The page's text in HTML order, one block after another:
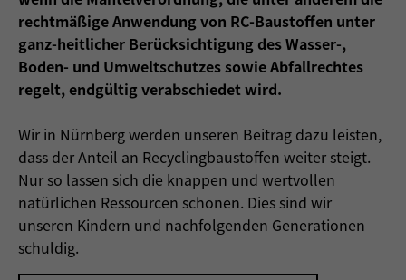
rechtmäßige Anwendung von RC-Baustoffen unter
ganz-heitlicher Berücksichtigung des Wasser-,
Boden- und Umweltschutzes sowie Abfallrechtes
regelt, endgültig verabschiedet wird.
Wir in Nürnberg werden unseren Beitrag dazu leisten,
dass der Anteil an Recyclingbaustoffen weiter steigt.
Nur so lassen sich die knappen und wertvollen
natürlichen Ressourcen schonen. Dies sind wir
unseren Kindern und nachfolgenden Generationen
schuldig.
Nur essenzielle Cookies akzeptieren
Zurück
Datenschutzeinstellungen
Essenziell (1)
Essenzielle Cookies ermöglichen grundlegende Funktionen und sind für
die einwandfreie Funktion der Website erforderlich.
Cookie-Informationen anzeigen
Externe Medien (2)
Inhalte von Videoplattformen und Social-Media-Plattformen werden
standardmäßig blockiert. Wenn Cookies von externen Medien